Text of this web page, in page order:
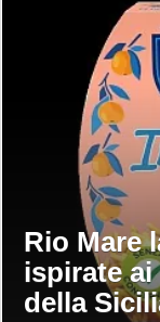
Rio Mare
ispirate ai
della